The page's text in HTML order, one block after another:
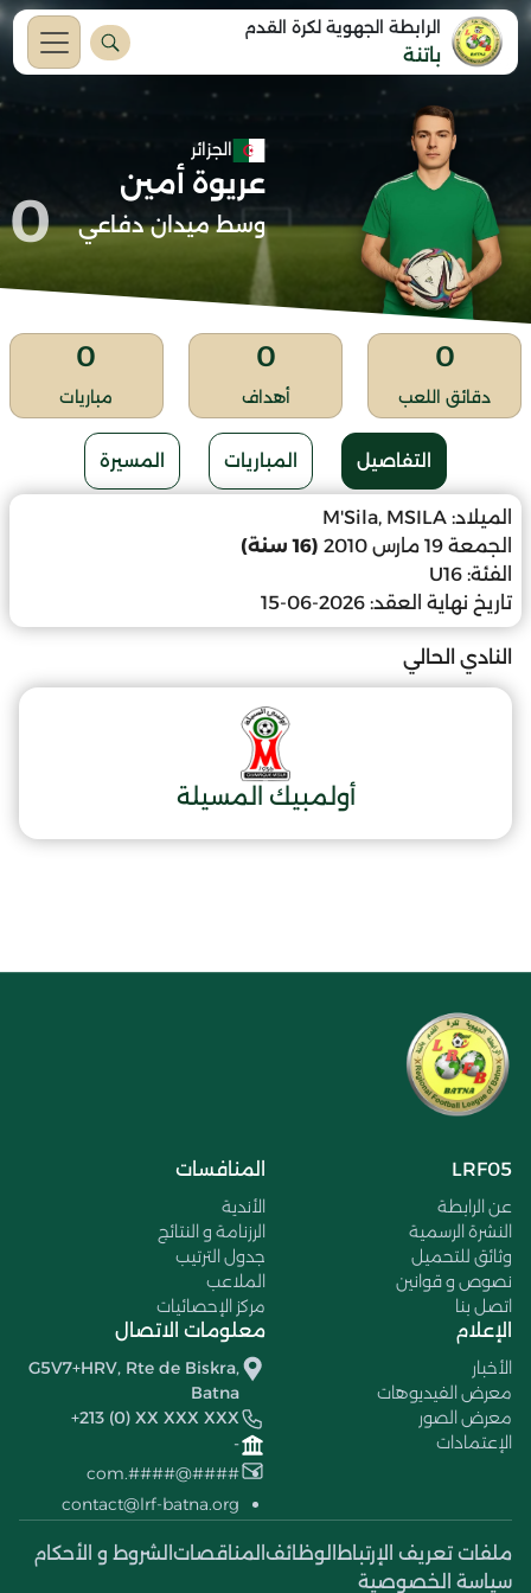
الرابطة الجهوية لكرة القدم
باتنة
الجزائر
عريوة أمين
وسط ميدان دفاعي 0
0
دقائق اللعب
0
أهداف
0
مباريات
التفاصيل المباريات المسيرة
الميلاد: M'Sila, MSILA
الجمعة 19 مارس 2010
(16 سنة)
الفئة: U16
تاريخ نهاية العقد: 2026-06-15
النادي الحالي
أولمبيك المسيلة
LRF05
عن الرابطة
النشرة الرسمية
وثائق للتحميل
نصوص و قوانين
اتصل بنا
المنافسات
الأندية
الرزنامة و النتائج
جدول الترتيب
الملاعب
مركز الإحصائيات
الإعلام
الأخبار
معرض الفيديوهات
معرض الصور
الإعتمادات
معلومات الاتصال
G5V7+HRV, Rte de Biskra,
Batna
+213 (0) XX XXX XXX
-
####@####.com
contact@lrf-batna.org
ملفات تعريف الإرتباط الوظائف المناقصات الشروط و الأحكام
سياسة الخصوصية